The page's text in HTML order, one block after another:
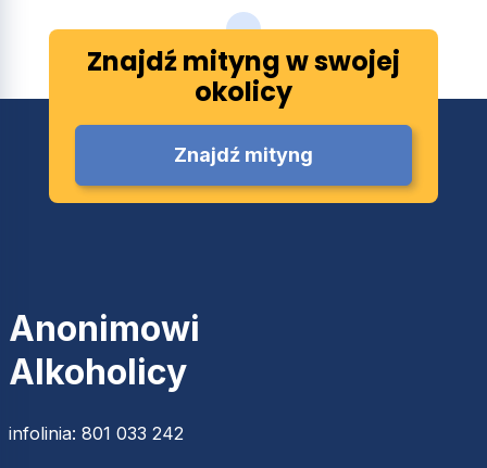
Znajdź mityng w swojej
okolicy
Znajdź mityng
Anonimowi
Alkoholicy
infolinia: 801 033 242